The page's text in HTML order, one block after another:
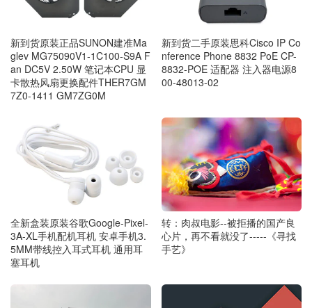
新到货原装正品SUNON建准Ma
glev MG75090V1-1C100-S9A F
an DC5V 2.50W 笔记本CPU 显
卡散热风扇更换配件THER7GM
7Z0-1411 GM7ZG0M
新到货二手原装思科Cisco IP Co
nference Phone 8832 PoE CP-
8832-POE 适配器 注入器电源8
00-48013-02
全新盒装原装谷歌Google-Pixel-
3A-XL手机配机耳机 安卓手机3.
5MM带线控入耳式耳机 通用耳
塞耳机
转：肉叔电影--被拒播的国产良
心片，再不看就没了-----《寻找
手艺》